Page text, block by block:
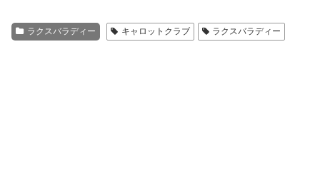
ラクスバラディー キャロットクラブ ラクスバラディー